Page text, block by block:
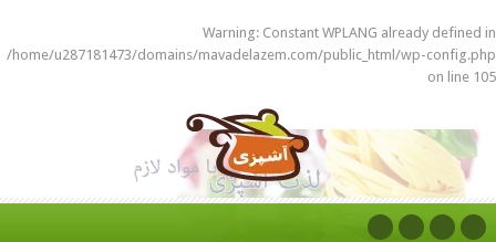
Warning: Constant WPLANG already defined in
/home/u287181473/domains/mavadelazem.com/public_html/wp-config.php
on line 105